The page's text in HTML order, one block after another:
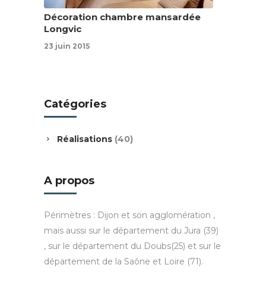
Décoration chambre mansardée
Longvic
23 juin 2015
Catégories
Réalisations (40)
A propos
Périmètres : Dijon et son agglomération ,
mais aussi sur le département du Jura (39)
, sur le département du Doubs(25) et sur le
département de la Saône et Loire (71).